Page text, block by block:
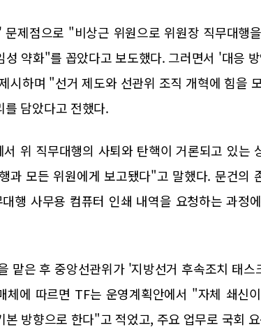
제점으로 "비상근 위원으로 위원장 직무대행
약화"를 꼽았다고 보도했다. 그러면서 '대응
시하며 "선거 제도와 선관위 조직 개혁에 힘을
담았다고 전했다.
위 직무대행의 사퇴와 탄핵이 거론되고 있는
과 모든 위원에게 보고됐다"고 말했다. 문건의
행 사무용 컴퓨터 인쇄 내역을 요청하는 과정
맡은 후 중앙선관위가 '지방선거 후속조치 태스
체에 따르면 TF는 운영계획안에서 "자체 쇄신
본 방향으로 한다"고 적었고, 주요 업무로 국회